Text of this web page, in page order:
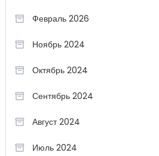
Февраль 2026
Ноябрь 2024
Октябрь 2024
Сентябрь 2024
Август 2024
Июль 2024